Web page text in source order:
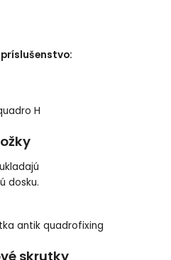
dosku.
skrutky